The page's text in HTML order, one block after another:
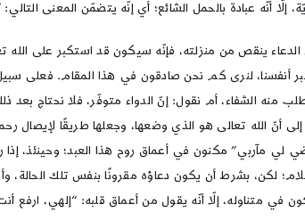
أنّه عبادة بالحمل الشائع؛ أي إنّه يتضمّن المعنى
الدعاء ينقص من منزلته، فإنّه سيكون قد استكبر على
أنفسنا، لنرى كم نحن صادقون في هذا المقام. فعلى سبيل
منه الشفاء، أم نقول: إنّ الدواء متوفّر، فلا نحتاج بعد
الله تعالى هو الذي وضعها، وجعلها طريقًا لإيصال
مآربي” مكنون في أعماق روح هذا العبد؛ وحينئذ، إذا
لكن، بشرط أن يكون دعاؤه مقرونًا بنفس تلك الحالة،
في متناوله، إلّا أنّه يقول من أعماق قلبه: “إلهي، ارفع